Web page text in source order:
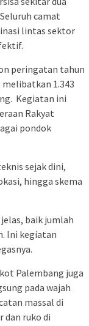
camat
lintas sektor
peringatan tahun
melibatkan 1.343
Kegiatan ini
Rakyat
pondok
sejak dini,
hingga skema
baik jumlah
Ini kegiatan
Palembang juga
pada wajah
massal di
ruko di